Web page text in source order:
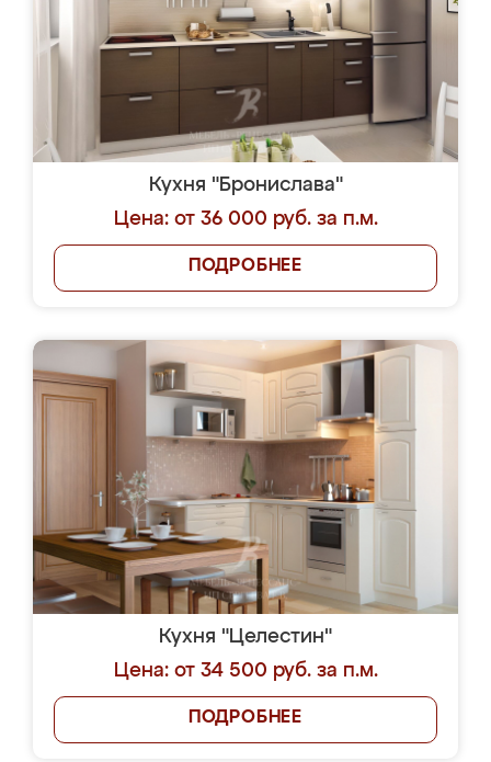
Кухня "Бронислава"
Цена: от 36 000 руб. за п.м.
ПОДРОБНЕЕ
Кухня "Целестин"
Цена: от 34 500 руб. за п.м.
ПОДРОБНЕЕ